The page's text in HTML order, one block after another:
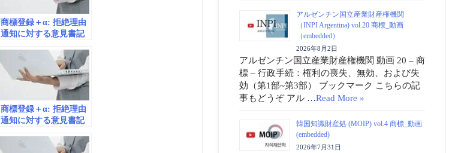
商標登録＋α: 拒絶理由
通知に対する意見書記
商標登録＋α: 拒絶理由
通知に対する意見書記
アルゼンチン国立産業財産権機関
（INPI Argentina) vol.20 商標_動画
（embedded）
2026年8月2日
アルゼンチン国立産業財産権機関 動画 20 – 商
標 – 行政手続：権利の喪失、無効、および失
効（第1部~第3部） ブックマーク こちらの記
事もどうぞ アル …Read More »
韓国知識財産処 (MOIP) vol.4 商標_動画
(embedded)
2026年7月31日